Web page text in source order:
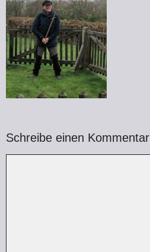
Schreibe einen Kommentar